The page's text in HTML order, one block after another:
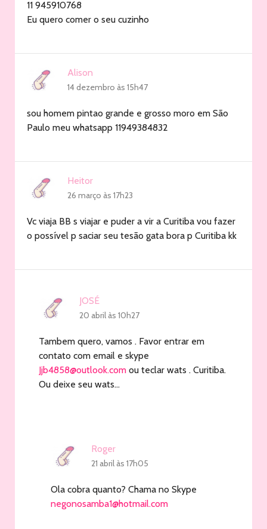
11 945910768
Eu quero comer o seu cuzinho
Alison
14 dezembro às 15h47
sou homem pintao grande e grosso moro em São
Paulo meu whatsapp 11949384832
Heitor
26 março às 17h23
Vc viaja BB s viajar e puder a vir a Curitiba vou fazer
o possível p saciar seu tesão gata bora p Curitiba kk
JOSÉ
20 abril às 10h27
Tambem quero, vamos . Favor entrar em
contato com email e skype
Jjb4858@outlook.com ou teclar wats . Curitiba.
Ou deixe seu wats…
Roger
21 abril às 17h05
Ola cobra quanto? Chama no Skype
negonosamba1@hotmail.com